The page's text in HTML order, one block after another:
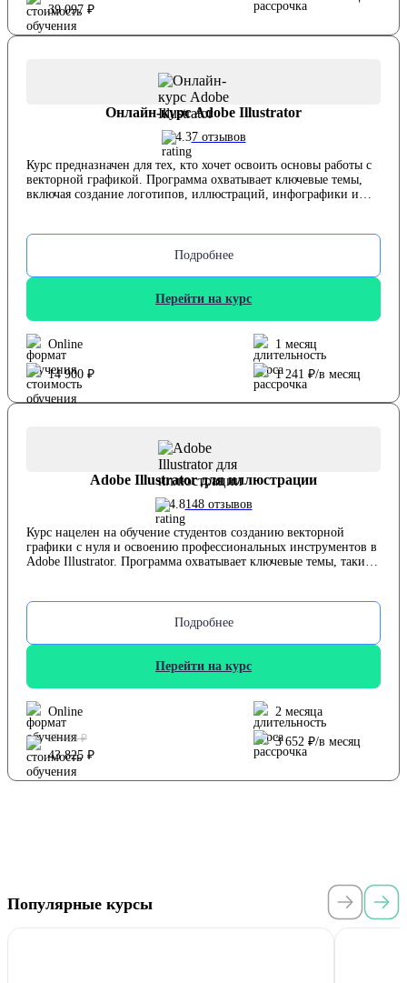
развить навыки цифровой иллюстрации и конструирования.
39 097 ₽
Онлайн-курс Adobe Illustrator
4.37 отзывов
Курс предназначен для тех, кто хочет освоить основы работы с
векторной графикой. Программа охватывает ключевые темы,
включая создание логотипов, иллюстраций, инфографики и
изометрию. Курс подходит как для начинающих, так и для тех,
кто хочет систематизировать свои знания в области
Подробнее
Перейти на курс
Online 1 месяц
14 900 ₽ 1 241 ₽/в месяц
Adobe Illustrator для иллюстрации
4.8148 отзывов
Курс нацелен на обучение студентов созданию векторной
графики с нуля и освоению профессиональных инструментов в
Adobe Illustrator. Программа охватывает ключевые темы, такие
подготовка работ для печати и цифровых медиа. Курс построен
таким образом, чтобы подойти новичкам в графическом
развить. Основной целью курса является предоставление
практических знаний и создание качественного портфолио, что
иллюстраторов.
Подробнее
Перейти на курс
Online 2 месяца
67 423 ₽
43 825 ₽
3 652 ₽/в месяц
Популярные курсы